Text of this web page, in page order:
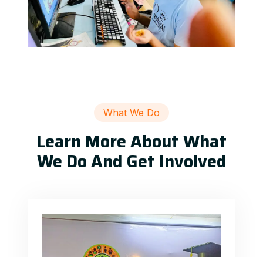
What We Do
Learn More About What
We Do And Get Involved